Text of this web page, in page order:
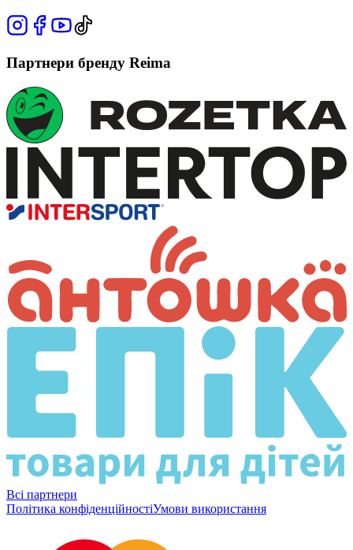
Партнери бренду Reima
Всі партнери
Політика конфіденційностіУмови використання